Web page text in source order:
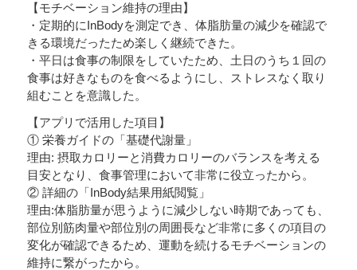
【モチベーション維持の理由】
・定期的にInBodyを測定でき、体脂肪量の減少を確認で
きる環境だったため楽しく継続できた。
・平日は食事の制限をしていたため、土日のうち１回の
食事は好きなものを食べるようにし、ストレスなく取り
組むことを意識した。
【アプリで活用した項目】
① 栄養ガイドの「基礎代謝量」
理由: 摂取カロリーと消費カロリーのバランスを考える
目安となり、食事管理において非常に役立ったから。
② 詳細の「InBody結果用紙閲覧」
理由:体脂肪量が思うように減少しない時期であっても、
部位別筋肉量や部位別の周囲長など非常に多くの項目の
変化が確認できるため、運動を続けるモチベーションの
維持に繋がったから。